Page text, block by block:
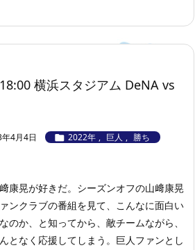
横浜スタジアム DeNA vs
4月4日  2022年 , 巨人 , 勝ち
康晃が好きだ。シーズンオフの山﨑康晃
ンクラブの番組を見て、こんなに面白い
のか、と知ってから、敵チームながら、
となく応援してしまう。 巨人ファンとし